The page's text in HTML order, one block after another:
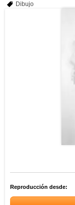
Dibujo
Reproducción desde: